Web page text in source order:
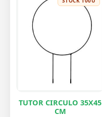
TUTOR CIRCULO 35X45
CM